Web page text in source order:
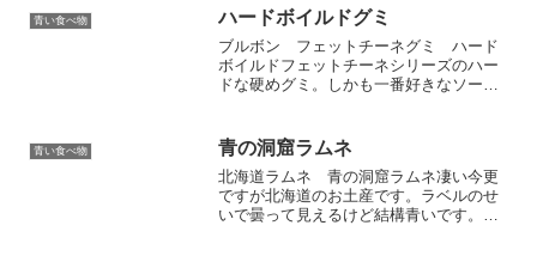
ダ味の二種類入り。色は控えめ。着色料
はメロン味ソーダ味共に...
青い食べ物 ハードボイルドグミ
ブルボン フェットチーネグミ ハード
ボイルドフェットチーネシリーズのハー
ドな硬めグミ。しかも一番好きなソーダ
四角。ザラメは個人的に好きではないの
で鬼門ですが、硬めグミが...
青い食べ物 青の洞窟ラムネ
北海道ラムネ 青の洞窟ラムネ凄い今更
ですが北海道のお土産です。ラベルのせ
いで曇って見えるけど結構青いです。着